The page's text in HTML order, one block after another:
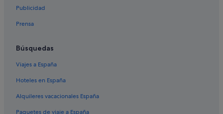
Publicidad
Prensa
Búsquedas
Viajes a España
Hoteles en España
Alquileres vacacionales España
Paquetes de viaje a España